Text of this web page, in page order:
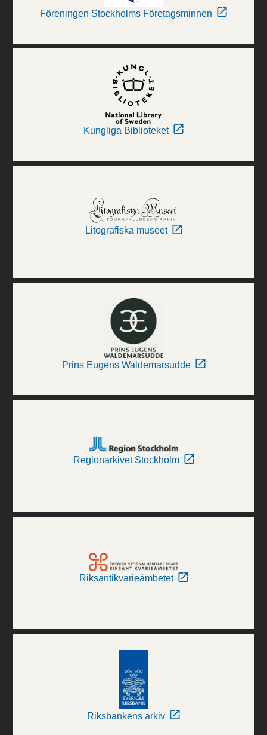
Föreningen Stockholms Företagsminnen
Kungliga Biblioteket
Litografiska museet
Prins Eugens Waldemarsudde
Regionarkivet Stockholm
Riksantikvarieämbetet
Riksbankens arkiv